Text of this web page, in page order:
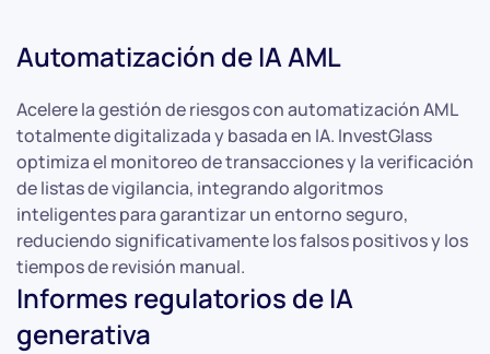
Automatización de IA AML
Acelere la gestión de riesgos con automatización AML
totalmente digitalizada y basada en IA. InvestGlass
optimiza el monitoreo de transacciones y la verificación
de listas de vigilancia, integrando algoritmos
inteligentes para garantizar un entorno seguro,
reduciendo significativamente los falsos positivos y los
tiempos de revisión manual.
Informes regulatorios de IA
generativa